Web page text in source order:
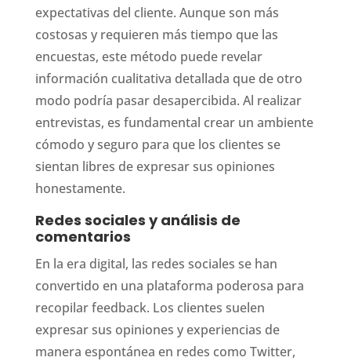
expectativas del cliente. Aunque son más
costosas y requieren más tiempo que las
encuestas, este método puede revelar
información cualitativa detallada que de otro
modo podría pasar desapercibida. Al realizar
entrevistas, es fundamental crear un ambiente
cómodo y seguro para que los clientes se
sientan libres de expresar sus opiniones
honestamente.
Redes sociales y análisis de
comentarios
En la era digital, las redes sociales se han
convertido en una plataforma poderosa para
recopilar feedback. Los clientes suelen
expresar sus opiniones y experiencias de
manera espontánea en redes como Twitter,